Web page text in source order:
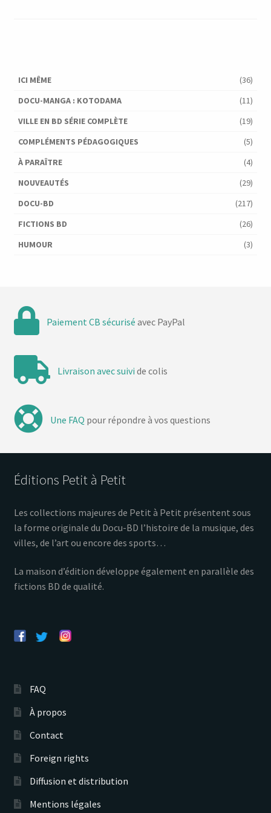
ICI MÊME
(36)
DOCU-MANGA : KOTODAMA
(11)
VILLE EN BD SÉRIE COMPLÈTE
(19)
COMPLÉMENTS PÉDAGOGIQUES
(5)
À PARAÎTRE
(4)
NOUVEAUTÉS
(29)
DOCU-BD
(217)
FICTIONS BD
(26)
HUMOUR
(3)
Paiement CB sécurisé avec PayPal
Livraison avec suivi de colis
Une FAQ pour répondre à vos questions
Éditions Petit à Petit
Les collections majeures de Petit à Petit présentent sous
la forme originale du Docu-BD l’histoire de la musique, des
villes, de l’art ou encore des sports…
La maison d’édition développe également en parallèle des
fictions BD de qualité.
FAQ
À propos
Contact
Foreign rights
Diffusion et distribution
Mentions légales